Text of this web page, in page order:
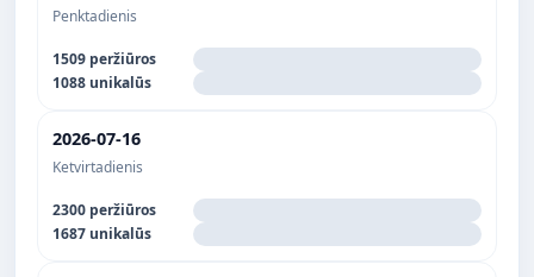
Penktadienis
1509 peržiūros
1088 unikalūs
2026-07-16
Ketvirtadienis
2300 peržiūros
1687 unikalūs